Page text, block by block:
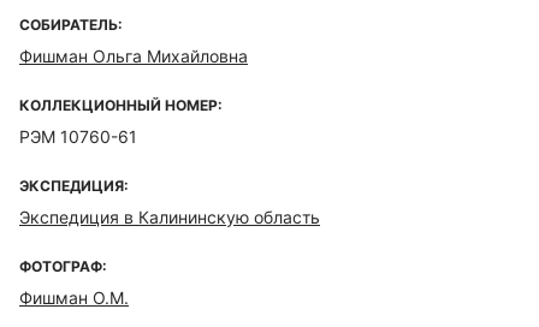
СОБИРАТЕЛЬ:
Фишман Ольга Михайловна
КОЛЛЕКЦИОННЫЙ НОМЕР:
РЭМ 10760-61
ЭКСПЕДИЦИЯ:
Экспедиция в Калининскую область
ФОТОГРАФ:
Фишман О.М.